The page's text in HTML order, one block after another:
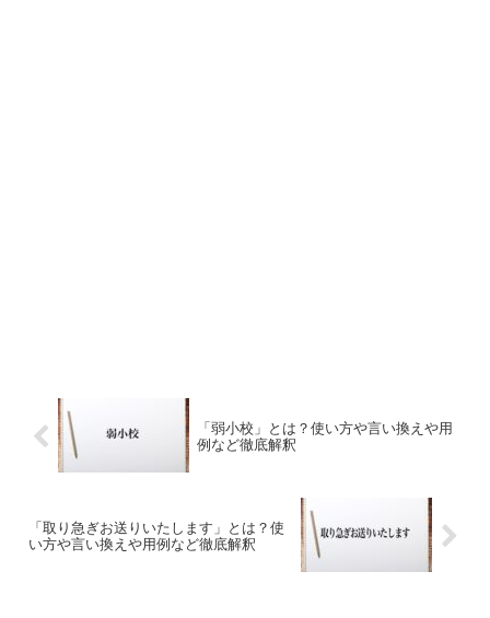
「弱小校」とは？使い方や言い換えや用
例など徹底解釈
「取り急ぎお送りいたします」とは？使
い方や言い換えや用例など徹底解釈